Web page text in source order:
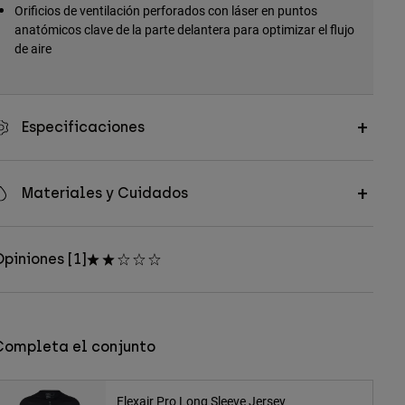
Orificios de ventilación perforados con láser en puntos
anatómicos clave de la parte delantera para optimizar el flujo
de aire
Especificaciones
Materiales y Cuidados
[1]
el conjunto
Flexair Pro Long Sleeve Jersey